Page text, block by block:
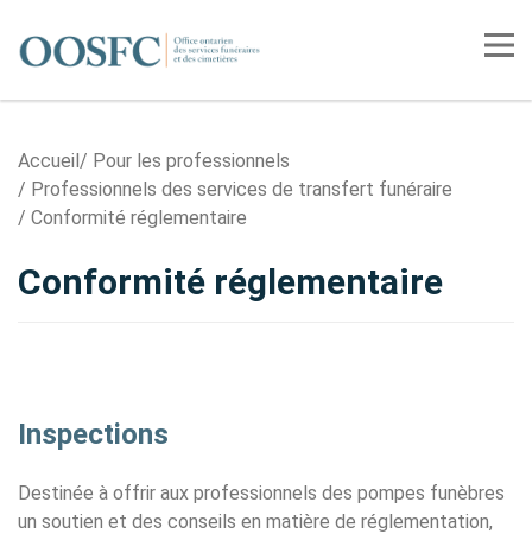
Accueil
Accueil
Pour les professionnels
Professionnels des services de transfert funéraire
Conformité réglementaire
Conformité réglementaire
Inspections
Destinée à offrir aux professionnels des pompes funèbres
un soutien et des conseils en matière de réglementation,